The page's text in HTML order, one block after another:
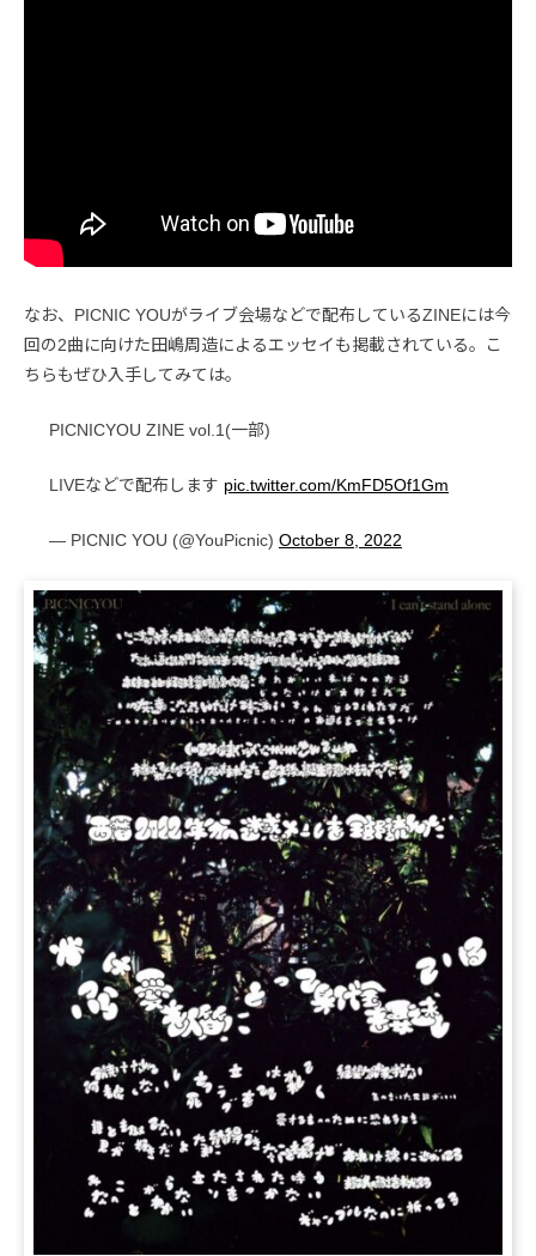
なお、PICNIC YOUがライブ会場などで配布しているZINEには今
回の2曲に向けた田嶋周造によるエッセイも掲載されている。こ
ちらもぜひ入手してみては。
PICNICYOU ZINE vol.1(一部)
LIVEなどで配布します pic.twitter.com/KmFD5Of1Gm
— PICNIC YOU (@YouPicnic) October 8, 2022